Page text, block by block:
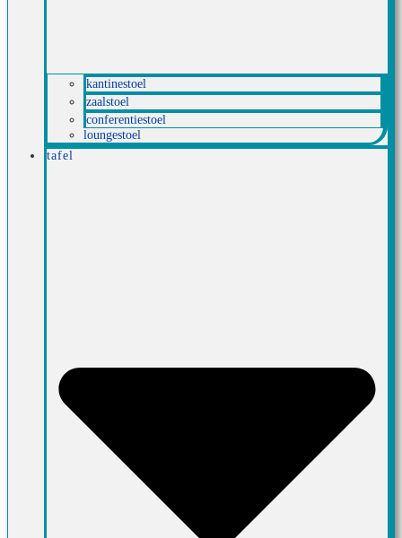
kantinestoel
zaalstoel
conferentiestoel
loungestoel
tafel